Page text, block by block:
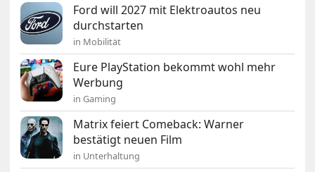
Ford will 2027 mit Elektroautos neu
durchstarten
in Mobilität
Eure PlayStation bekommt wohl mehr
Werbung
in Gaming
Matrix feiert Comeback: Warner
bestätigt neuen Film
in Unterhaltung